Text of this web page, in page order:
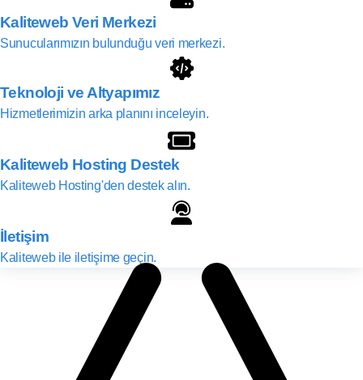
Kaliteweb Veri Merkezi
Sunucularımızın bulunduğu veri merkezi.
Teknoloji ve Altyapımız
Hizmetlerimizin arka planını inceleyin.
Kaliteweb Hosting Destek
Kaliteweb Hosting'den destek alın.
İletişim
Kaliteweb ile iletişime geçin.